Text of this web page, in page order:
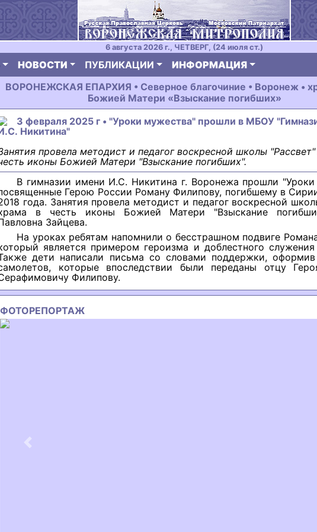
6 августа 2026 г., ЧЕТВЕРГ, (24 июля ст.)
НОВОСТИ ПУБЛИКАЦИИ ИНФОРМАЦИЯ
ВОРОНЕЖСКАЯ ЕПАРХИЯ • Северное благочиние • Воронеж •
Божией Матери «Взыскание погибших»
3 февраля 2025 г • "Уроки мужества" прошли в МБОУ
Никитина"
провела методист и педагог воскресной школы
иконы Божией Матери "Взыскание погибших".
В гимназии имени И.С. Никитина г. Воронежа прошли
Герою России Роману Филипову, погибшему в
года. Занятия провела методист и педагог воскресной
в честь иконы Божией Матери "Взыскание
Зайцева.
На уроках ребятам напомнили о бесстрашном подвиге
является примером героизма и доблестного служения
дети написали письма со словами поддержки,
которые впоследствии были переданы отцу
Филипову.
ФОТОРЕПОРТАЖ
Previous